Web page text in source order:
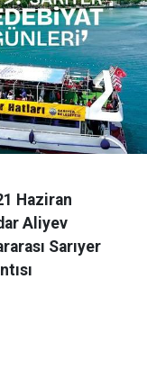
Haziran
Aliyev
Sarıyer